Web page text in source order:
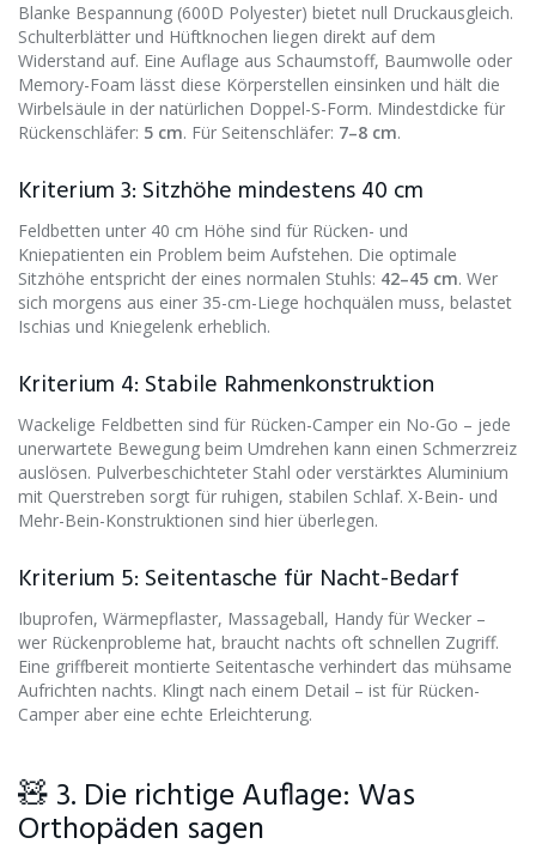
Blanke Bespannung (600D Polyester) bietet null Druckausgleich.
Schulterblätter und Hüftknochen liegen direkt auf dem
Widerstand auf. Eine Auflage aus Schaumstoff, Baumwolle oder
Memory-Foam lässt diese Körperstellen einsinken und hält die
Wirbelsäule in der natürlichen Doppel-S-Form. Mindestdicke für
Rückenschläfer: 5 cm. Für Seitenschläfer: 7–8 cm.
Kriterium 3: Sitzhöhe mindestens 40 cm
Feldbetten unter 40 cm Höhe sind für Rücken- und
Kniepatienten ein Problem beim Aufstehen. Die optimale
Sitzhöhe entspricht der eines normalen Stuhls: 42–45 cm. Wer
sich morgens aus einer 35-cm-Liege hochquälen muss, belastet
Ischias und Kniegelenk erheblich.
Kriterium 4: Stabile Rahmenkonstruktion
Wackelige Feldbetten sind für Rücken-Camper ein No-Go – jede
unerwartete Bewegung beim Umdrehen kann einen Schmerzreiz
auslösen. Pulverbeschichteter Stahl oder verstärktes Aluminium
mit Querstreben sorgt für ruhigen, stabilen Schlaf. X-Bein- und
Mehr-Bein-Konstruktionen sind hier überlegen.
Kriterium 5: Seitentasche für Nacht-Bedarf
Ibuprofen, Wärmepflaster, Massageball, Handy für Wecker –
wer Rückenprobleme hat, braucht nachts oft schnellen Zugriff.
Eine griffbereit montierte Seitentasche verhindert das mühsame
Aufrichten nachts. Klingt nach einem Detail – ist für Rücken-
Camper aber eine echte Erleichterung.
🧸 3. Die richtige Auflage: Was
Orthopäden sagen